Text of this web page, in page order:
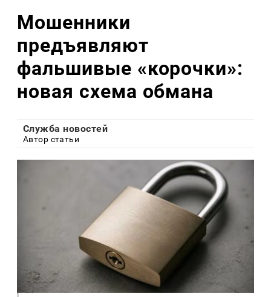
Мошенники
предъявляют
фальшивые «корочки»:
новая схема обмана
Служба новостей
Автор статьи